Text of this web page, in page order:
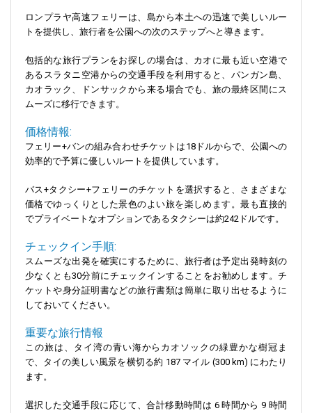
ロンプラヤ高速フェリーは、島から本土への迅速で美しいルー
トを提供し、旅行者を公園への次のステップへと導きます。
包括的な旅行プランをお探しの場合は、カオに最も近い空港で
あるスラタニ空港からの交通手段を利用すると、パンガン島、
カオラック、ドンサックから来る場合でも、旅の最終区間にス
ムーズに移行できます。
価格情報:
フェリー+バンの組み合わせチケットは18ドルからで、公園への
効率的で予算に優しいルートを提供しています。
バス+タクシー+フェリーのチケットを選択すると、さまざまな
価格でゆっくりとした景色のよい旅を楽しめます。最も直接的
でプライベートなオプションであるタクシーは約242ドルです。
チェックイン手順:
スムーズな出発を確実にするために、旅行者は予定出発時刻の
少なくとも30分前にチェックインすることをお勧めします。チ
ケットや身分証明書などの旅行書類は簡単に取り出せるように
しておいてください。
重要な旅行情報
この旅は、タイ湾の青い海からカオソックの緑豊かな樹冠ま
で、タイの美しい風景を横切る約 187 マイル (300 km) にわたり
ます。
選択した交通手段に応じて、合計移動時間は 6 時間から 9 時間